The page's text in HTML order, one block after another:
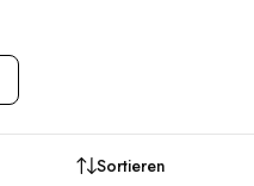
Sortieren